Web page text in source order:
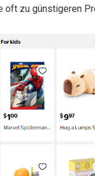
oft zu günstigeren